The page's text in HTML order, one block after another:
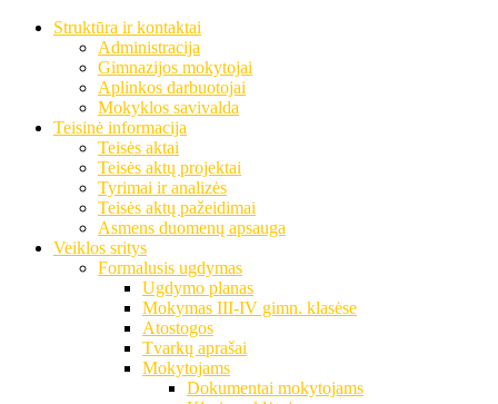
Struktūra ir kontaktai
Administracija
Gimnazijos mokytojai
Aplinkos darbuotojai
Mokyklos savivalda
Teisinė informacija
Teisės aktai
Teisės aktų projektai
Tyrimai ir analizės
Teisės aktų pažeidimai
Asmens duomenų apsauga
Veiklos sritys
Formalusis ugdymas
Ugdymo planas
Mokymas III-IV gimn. klasėse
Atostogos
Tvarkų aprašai
Mokytojams
Dokumentai mokytojams